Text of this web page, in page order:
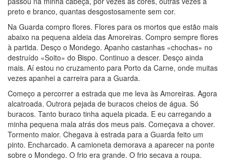
preto e branco, quantas desgostosamente sem cor.
Na Guarda compro flores. Flores para os mortos que estão mais
abaixo na pequena aldeia das Amoreiras. Compro sempre flores
à partida. Desço o Mondego. Apanho castanhas «chochas» no
destruído «Soito» do Bispo. Continuo a descer. Desço ainda
mais. Aí estou no cruzamento para Porto da Carne, onde muitas
vezes apanhei a carreira para a Guarda.
Começo a percorrer a estrada que me leva às Amoreiras. Agora
alcatroada. Outrora pejada de buracos cheios de água. Só
buracos. Tanto buraco tinha aquela picada. E eu carregando a
minha pequena mala atrás dos meus pais. Começava a chover.
Tormento maior. Chegava à estrada para a Guarda feito um
pinto. Encharcado. A camioneta demorava a aparecer na ponte
sobre o Mondego. O frio era grande. O frio secava a roupa.